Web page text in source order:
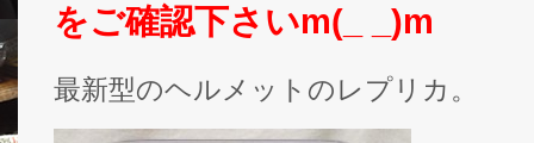
をご確認下さいm(_ _)m
最新型のヘルメットのレプリカ。